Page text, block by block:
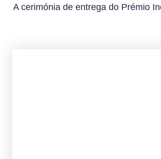
A cerimónia de entrega do Prémio